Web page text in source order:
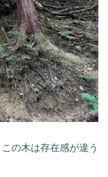
の木は存在感が違う